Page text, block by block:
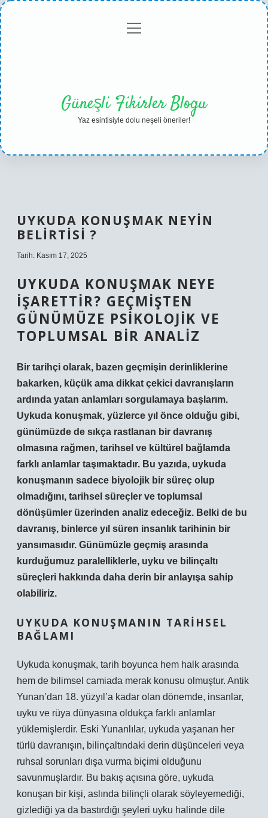
Gizlilikmenüyü
Güneşli Fikirler Blogu
Yaz esintisiyle dolu neşeli öneriler!
UYKUDA KONUŞMAK NEYIN
BELIRTISI ?
Tarih: Kasım 17, 2025
UYKUDA KONUŞMAK NEYE
İŞARETTIR? GEÇMIŞTEN
GÜNÜMÜZE PSIKOLOJIK VE
TOPLUMSAL BIR ANALIZ
Bir tarihçi olarak, bazen geçmişin derinliklerine
bakarken, küçük ama dikkat çekici davranışların
ardında yatan anlamları sorgulamaya başlarım.
Uykuda konuşmak, yüzlerce yıl önce olduğu gibi,
günümüzde de sıkça rastlanan bir davranış
olmasına rağmen, tarihsel ve kültürel bağlamda
farklı anlamlar taşımaktadır. Bu yazıda, uykuda
konuşmanın sadece biyolojik bir süreç olup
olmadığını, tarihsel süreçler ve toplumsal
dönüşümler üzerinden analiz edeceğiz. Belki de bu
davranış, binlerce yıl süren insanlık tarihinin bir
yansımasıdır. Günümüzle geçmiş arasında
kurduğumuz paralelliklerle, uyku ve bilinçaltı
süreçleri hakkında daha derin bir anlayışa sahip
olabiliriz.
UYKUDA KONUŞMANIN TARIHSEL
BAĞLAMI
Uykuda konuşmak, tarih boyunca hem halk arasında
hem de bilimsel camiada merak konusu olmuştur. Antik
Yunan’dan 18. yüzyıl’a kadar olan dönemde, insanlar,
uyku ve rüya dünyasına oldukça farklı anlamlar
yüklemişlerdir. Eski Yunanlılar, uykuda yaşanan her
türlü davranışın, bilinçaltındaki derin düşünceleri veya
ruhsal sorunları dışa vurma biçimi olduğunu
savunmuşlardır. Bu bakış açısına göre, uykuda
konuşan bir kişi, aslında bilinçli olarak söyleyemediği,
gizlediği ya da bastırdığı şeyleri uyku halinde dile